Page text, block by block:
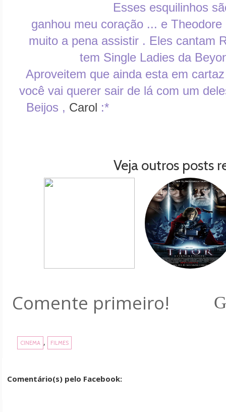
Esses esquilinhos são
ganhou meu coração ... e
muito a pena assistir . Eles cantam
tem Single Ladies da
Aproveitem que ainda esta em
você vai querer sair de lá com um
Beijos , Carol :*
Veja outros posts
Comente primeiro!
CINEMA , FILMES
Comentário(s) pelo Facebook: